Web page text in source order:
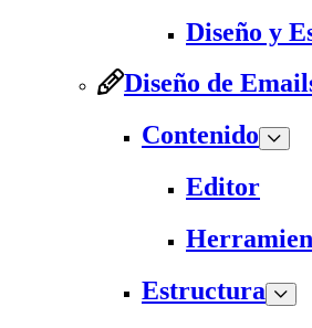
Diseño y
Diseño de
Contenido
Editor
Estructura